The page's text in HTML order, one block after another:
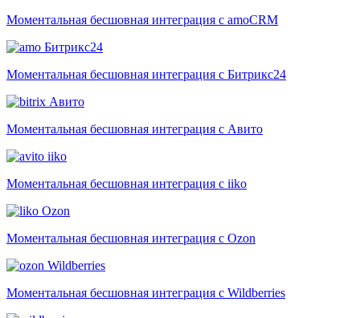
Моментальная бесшовная интеграция с amoCRM
Битрикс24
Моментальная бесшовная интеграция с Битрикс24
Авито
Моментальная бесшовная интеграция с Авито
iiko
Моментальная бесшовная интеграция с iiko
Ozon
Моментальная бесшовная интеграция с Ozon
Wildberries
Моментальная бесшовная интеграция с Wildberries